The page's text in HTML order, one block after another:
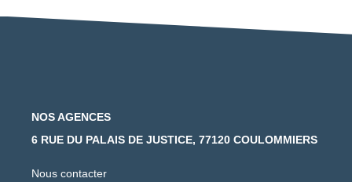
NOS AGENCES
6 RUE DU PALAIS DE JUSTICE, 77120 COULOMMIERS
Nous contacter